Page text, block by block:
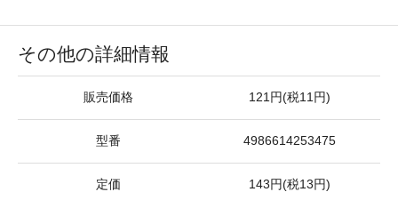
その他の詳細情報
販売価格 121円(税11円)
型番 4986614253475
定価 143円(税13円)